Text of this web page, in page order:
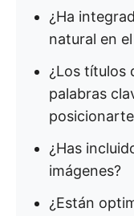
¿Ha
natural en
¿Los títulos
palabras
¿Has
imágenes?
¿Están